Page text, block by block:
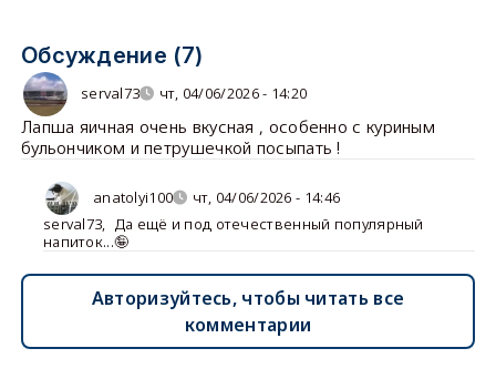
Обсуждение (7)
serval73 чт, 04/06/2026 - 14:20
Лапша яичная очень вкусная , особенно с куриным
бульончиком и петрушечкой посыпать !
anatolyi100
чт, 04/06/2026 - 14:46
serval73, Да ещё и под отечественный популярный
напиток...🤪
Авторизуйтесь, чтобы читать все
комментарии